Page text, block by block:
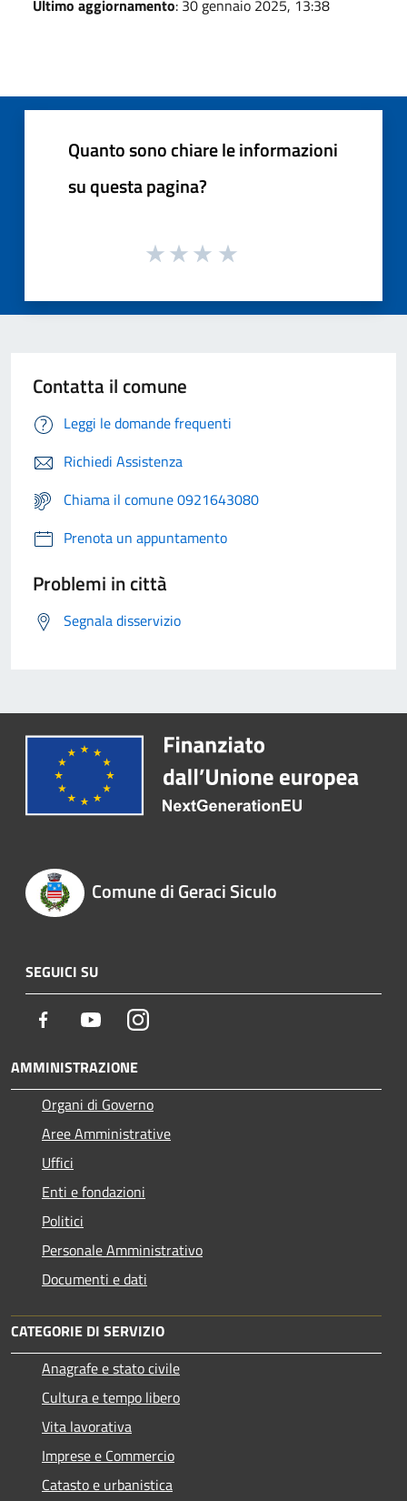
Ultimo aggiornamento: 30 gennaio 2025, 13:38
Quanto sono chiare le informazioni
su questa pagina?
Contatta il comune
Leggi le domande frequenti
Richiedi Assistenza
Chiama il comune 0921643080
Prenota un appuntamento
Problemi in città
Segnala disservizio
Comune di Geraci Siculo
SEGUICI SU
Facebook YoutubeInstagram
AMMINISTRAZIONE
Organi di Governo
Aree Amministrative
Uffici
Enti e fondazioni
Politici
Personale Amministrativo
Documenti e dati
CATEGORIE DI SERVIZIO
Anagrafe e stato civile
Cultura e tempo libero
Vita lavorativa
Imprese e Commercio
Catasto e urbanistica